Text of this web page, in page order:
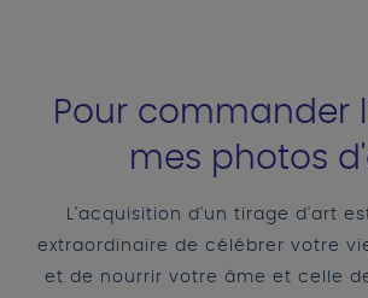
Pour commander
mes photos
L'acquisition d'un tirage d'art
extraordinaire de célébrer votre
et de nourrir votre âme et celle